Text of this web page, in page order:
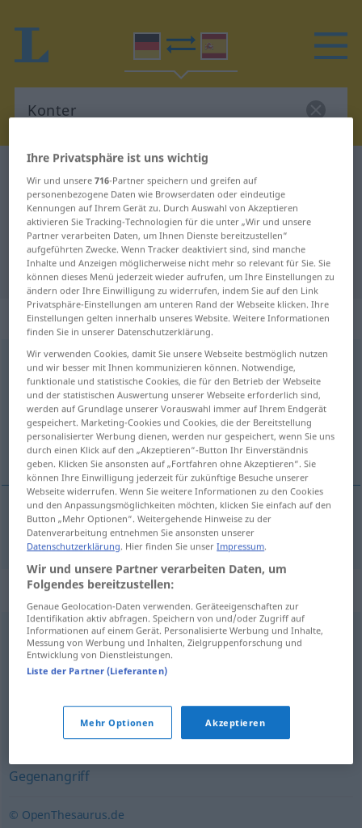
Deutsch-Spanisch Übersetzung für
"Konter"
"Konter" Spanisch Übersetzung
„Konter“: Maskulinum
Konter [ˈkɔntər]m <Konters;Konter>
Übersicht aller Übersetzungen
(Für mehr Details die Übersetzung anklicken/antippen)
contraataque
contraataquem Konter SPORT
Synonyme für "Konter"
Gegenangriff,Break,Gegenstoß
,Rückäußerung,Erwiderung,Antwort
Rückmeldung
Gegenangriff
© OpenThesaurus.de
Ihre Privatsphäre ist uns wichtig
Wir und unsere716-Partner speichern und greifen auf
personenbezogene Daten wie Browserdaten oder eindeutige
Kennungen auf Ihrem Gerät zu. Durch Auswahl von Akzeptieren
aktivieren Sie Tracking-Technologien für die unter „Wir und unsere
Partner verarbeiten Daten, um Ihnen Dienste bereitzustellen“
aufgeführten Zwecke. Wenn Tracker deaktiviert sind, sind manche
Inhalte und Anzeigen möglicherweise nicht mehr so relevant für Sie. Sie
können dieses Menü jederzeit wieder aufrufen, um Ihre Einstellungen zu
ändern oder Ihre Einwilligung zu widerrufen, indem Sie auf den Link
Privatsphäre-Einstellungen am unteren Rand der Webseite klicken. Ihre
Einstellungen gelten innerhalb unseres Website. Weitere Informationen
finden Sie in unserer Datenschutzerklärung.
Wir verwenden Cookies, damit Sie unsere Webseite bestmöglich nutzen
und wir besser mit Ihnen kommunizieren können. Notwendige,
funktionale und statistische Cookies, die für den Betrieb der Webseite
und der statistischen Auswertung unserer Webseite erforderlich sind,
werden auf Grundlage unserer Vorauswahl immer auf Ihrem Endgerät
gespeichert. Marketing-Cookies und Cookies, die der Bereitstellung
personalisierter Werbung dienen, werden nur gespeichert, wenn Sie uns
durch einen Klick auf den „Akzeptieren“-Button Ihr Einverständnis
geben. Klicken Sie ansonsten auf „Fortfahren ohne Akzeptieren“. Sie
können Ihre Einwilligung jederzeit für zukünftige Besuche unserer
Webseite widerrufen. Wenn Sie weitere Informationen zu den Cookies
und den Anpassungsmöglichkeiten möchten, klicken Sie einfach auf den
Button „Mehr Optionen“. Weitergehende Hinweise zu der
Datenverarbeitung entnehmen Sie ansonsten unserer
Datenschutzerklärung. Hier finden Sie unserImpressum.
Wir und unsere Partner verarbeiten Daten, um
Folgendes bereitzustellen:
Genaue Geolocation-Daten verwenden. Geräteeigenschaften zur
Identifikation aktiv abfragen. Speichern von und/oder Zugriff auf
Informationen auf einem Gerät. Personalisierte Werbung und Inhalte,
Messung von Werbung und Inhalten, Zielgruppenforschung und
Entwicklung von Dienstleistungen.
Liste der Partner (Lieferanten)
Mehr Optionen Akzeptieren